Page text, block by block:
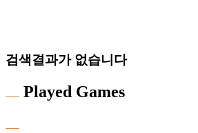
검색결과가 없습니다
Played Games